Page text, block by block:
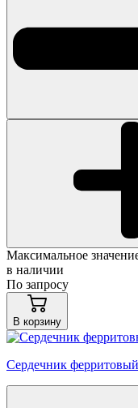
Максимальное
в наличии
По запросу
В корзину
Сердечник